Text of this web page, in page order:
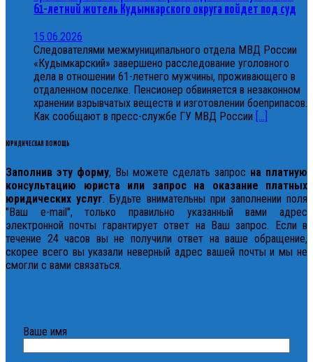
61-летний житель Кудымкарского округа пойдет под суд
15.06.2026
Следователями межмуниципального отдела МВД России
«Кудымкарский» завершено расследование уголовного
дела в отношении 61-летнего мужчины, проживающего в
отдаленном поселке. Пенсионер обвиняется в незаконном
хранении взрывчатых веществ и изготовлении боеприпасов.
Как сообщают в пресс-службе ГУ МВД России [...]
ЮРИДИЧЕСКАЯ ПОМОЩЬ
Заполнив эту форму, Вы можете сделать запрос на платную
консультацию юриста или запрос на оказание платных
юридических услуг. Будьте внимательны при заполнении поля
"Ваш e-mail", только правильно указанный вами адрес
электронной почты гарантирует ответ на Ваш запрос. Если в
течение 24 часов вы не получили ответ на ваше обращение,
скорее всего вы указали неверный адрес вашей почты и мы не
смогли с вами связаться.
Ваше имя